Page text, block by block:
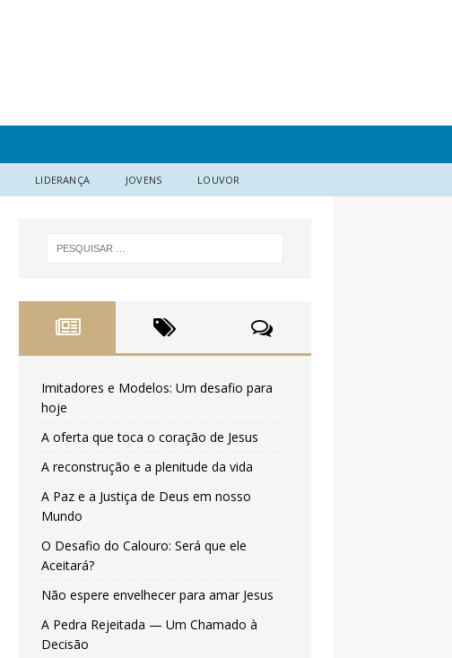
LIDERANÇA JOVENS LOUVOR
Imitadores e Modelos: Um desafio para
hoje
A oferta que toca o coração de Jesus
A reconstrução e a plenitude da vida
A Paz e a Justiça de Deus em nosso
Mundo
O Desafio do Calouro: Será que ele
Aceitará?
Não espere envelhecer para amar Jesus
A Pedra Rejeitada — Um Chamado à
Decisão